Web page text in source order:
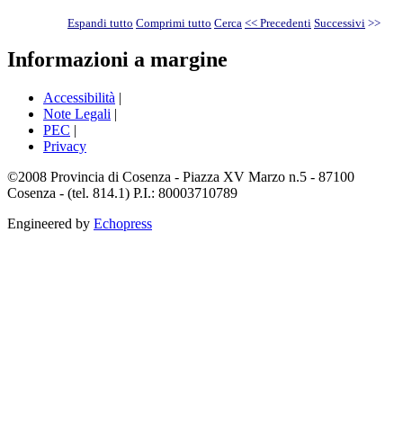
Espandi tutto Comprimi tutto Cerca << Precedenti Successivi >>
Informazioni a margine
Accessibilità |
Note Legali |
PEC |
Privacy
©2008 Provincia di Cosenza - Piazza XV Marzo n.5 - 87100
Cosenza - (tel. 814.1) P.I.: 80003710789
Engineered by Echopress